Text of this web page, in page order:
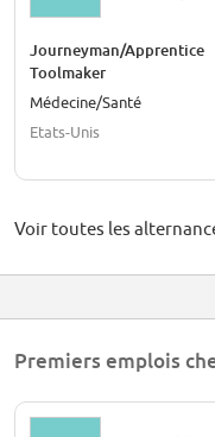
Journeyman/Apprentice
Toolmaker
Médecine/Santé
Etats-Unis
Voir toutes les
Premiers emplois